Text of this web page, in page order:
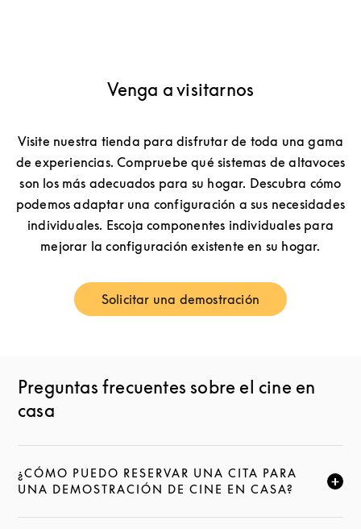
Venga a visitarnos
Visite nuestra tienda para disfrutar de toda una gama
de experiencias. Compruebe qué sistemas de altavoces
son los más adecuados para su hogar. Descubra cómo
podemos adaptar una configuración a sus necesidades
individuales. Escoja componentes individuales para
mejorar la configuración existente en su hogar.
Solicitar una demostración
Link Opens in New Tab
Preguntas frecuentes sobre el cine en
casa
¿CÓMO PUEDO RESERVAR UNA CITA PARA
UNA DEMOSTRACIÓN DE CINE EN CASA?
HAZ CLIC PARA AMPLIAR ESTA DESCRIPCIÓN Y